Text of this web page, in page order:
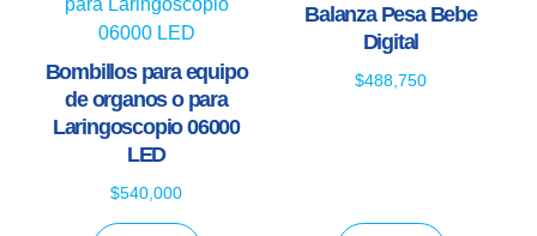
Bombillos para equipo
de organos o para
Laringoscopio 06000
LED
$540,000
Balanza Pesa Bebe
Digital
$488,750